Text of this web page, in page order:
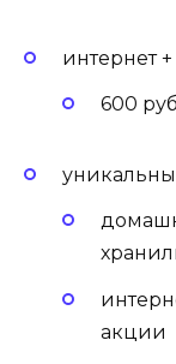
интернет
600
акции